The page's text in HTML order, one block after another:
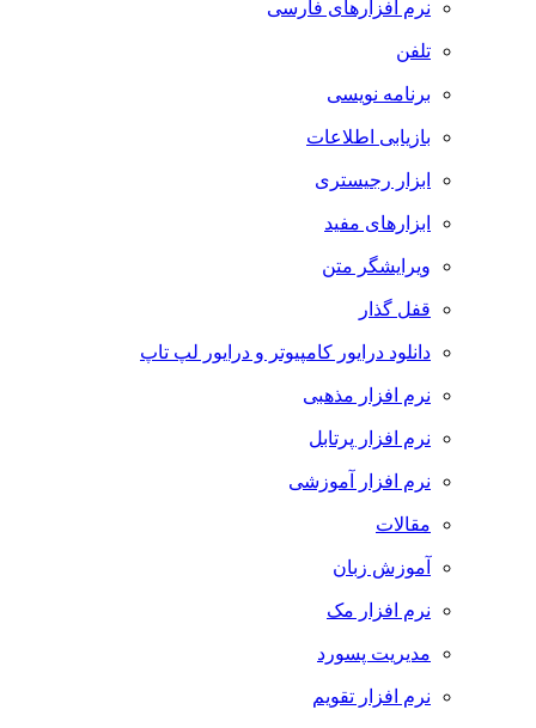
نرم افزارهای فارسی
تلفن
برنامه نویسی
بازیابی اطلاعات
ابزار رجیستری
ابزارهای مفید
ویرایشگر متن
قفل گذار
دانلود درایور کامپیوتر و درایور لپ تاپ
نرم افزار مذهبی
نرم افزار پرتابل
نرم افزار آموزشی
مقالات
آموزش زبان
نرم افزار مک
مدیریت پسورد
نرم افزار تقویم